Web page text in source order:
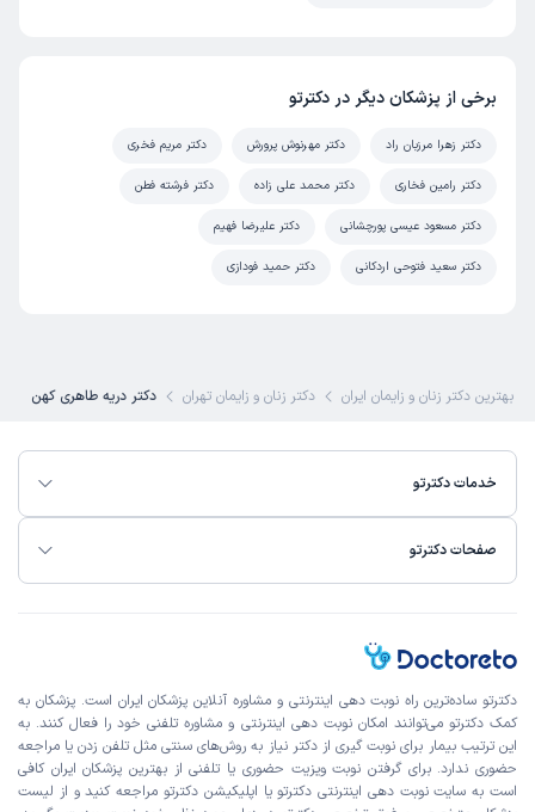
برخی از پزشکان دیگر در دکترتو
دکتر زهرا مرزبان راد دکتر مهرنوش پرورش دکتر مریم فخری
دکتر رامین فخاری دکتر محمد علی زاده دکتر فرشته فطن
دکتر مسعود عیسی پورچشانی دکتر علیرضا فهیم
دکتر سعید فتوحی اردکانی دکتر حمید فودازی
بهترین دکتر زنان و زایمان ایران دکتر زنان و زایمان تهران دکتر دریه طاهری کهن
خدمات دکترتو
صفحات دکترتو
دکترتو ساده‌ترین راه نوبت‌ دهی اینترنتی و مشاوره آنلاین پزشکان ایران است. پزشکان به
کمک دکترتو می‌توانند امکان نوبت دهی اینترنتی و مشاوره تلفنی خود را فعال کنند. به
این ترتیب بیمار برای نوبت گیری از دکتر نیاز به روش‌های سنتی مثل تلفن زدن یا مراجعه
حضوری ندارد. برای گرفتن نوبت ویزیت حضوری یا تلفنی از بهترین پزشکان ایران کافی
است به سایت نوبت دهی اینترنتی دکترتو یا اپلیکیشن دکترتو مراجعه کنید و از لیست